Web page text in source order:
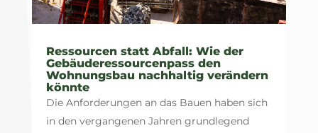
Ressourcen statt Abfall: Wie der
Gebäuderessourcenpass den
Wohnungsbau nachhaltig verändern
könnte
Die Anforderungen an das Bauen haben sich
in den vergangenen Jahren grundlegend